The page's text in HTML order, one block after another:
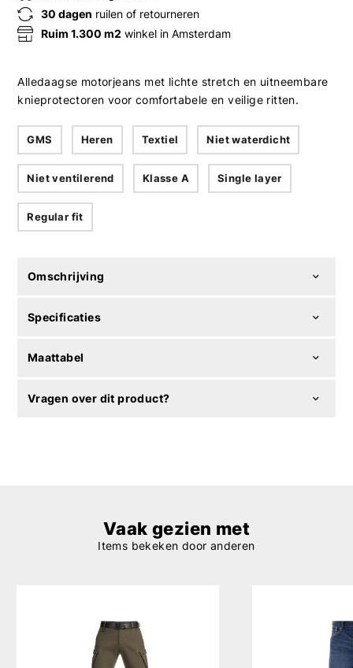
30 dagen ruilen of retourneren
Ruim 1.300 m2 winkel in Amsterdam
Alledaagse motorjeans met lichte stretch en uitneembare
knieprotectoren voor comfortabele en veilige ritten.
GMS Heren Textiel Niet waterdicht
Niet ventilerend Klasse A Single layer
Regular fit
Omschrijving
Specificaties
Maattabel
Vragen over dit product?
Vaak gezien met
Items bekeken door anderen